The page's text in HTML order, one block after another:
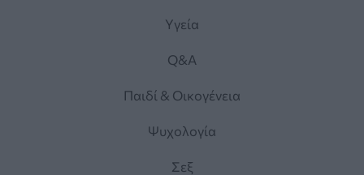
Yγεία
Q&A
Παιδί & Οικογένεια
Ψυχολογία
Σεξ